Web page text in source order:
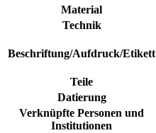
Material
Technik
Beschriftung/Aufdruck/Etikett
Teile
Datierung
Verknüpfte Personen und
Institutionen